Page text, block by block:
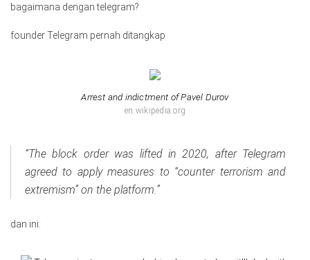
bagaimana dengan telegram?
founder Telegram pernah ditangkap
Arrest and indictment of Pavel Durov
en.wikipedia.org
“The block order was lifted in 2020, after Telegram
agreed to apply measures to “counter terrorism and
extremism” on the platform.”
dan ini: